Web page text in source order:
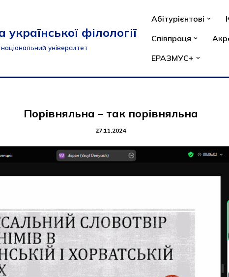
філології
університет
Абітурієнтові
Співпраця
ЕРАЗМУС+
Порівняльна – так порівняльна
27.11.2024